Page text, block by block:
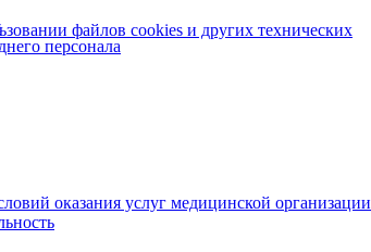
персонала
оказания услуг медицинской организации
файлов cookies и других технических